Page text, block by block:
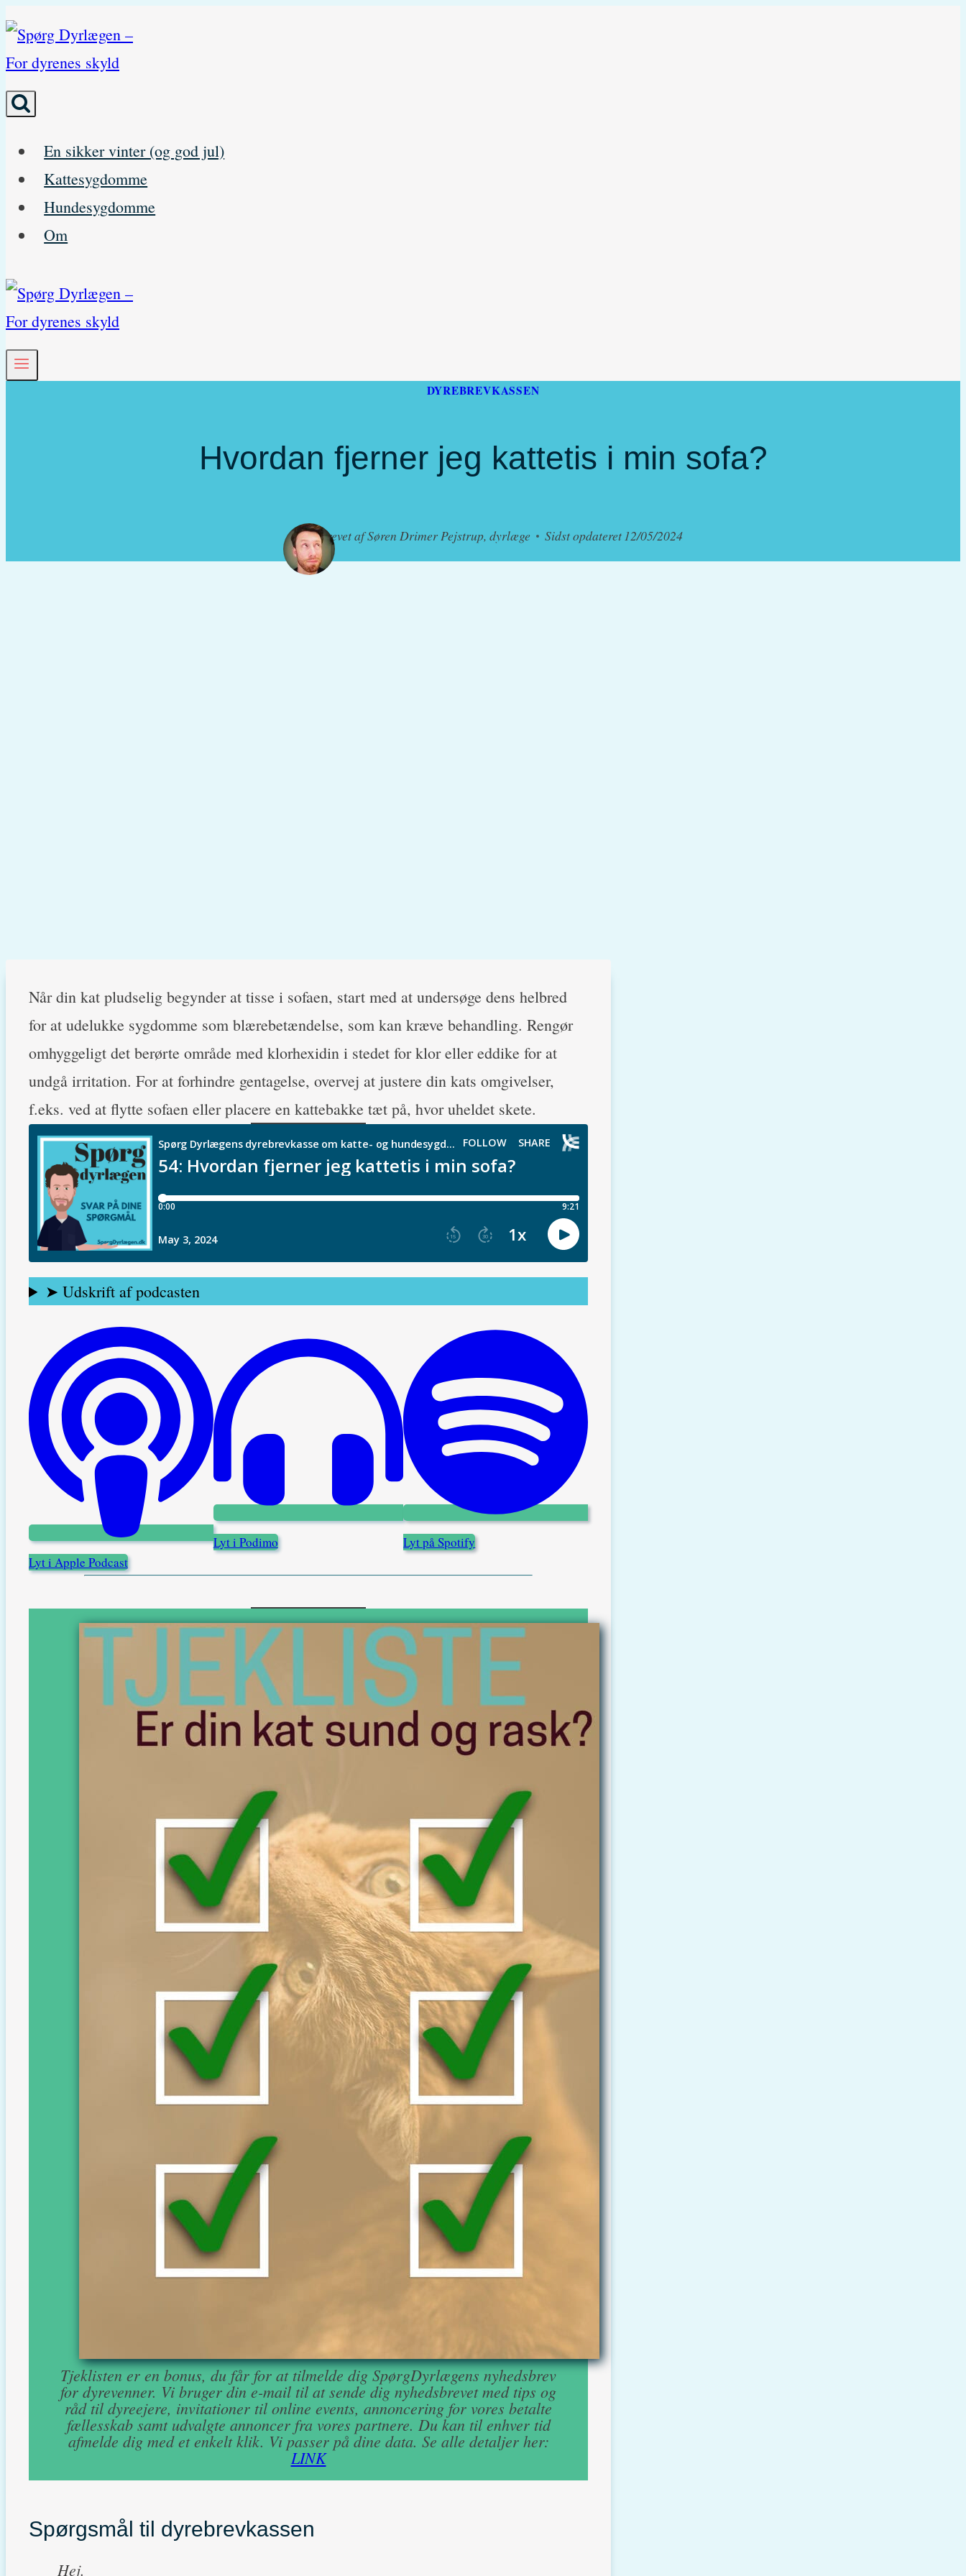
Skip
content
En sikker vinter (og god jul)
Kattesygdomme
Hundesygdomme
Om
DYREBREVKASSEN
Hvordan fjerner jeg kattetis i min sofa?
Skrevet afSøren Drimer Pejstrup, dyrlæge Sidst opdateret12/05/2024
Når din kat pludselig begynder at tisse i sofaen, start med at undersøge dens helbred
for at udelukke sygdomme som blærebetændelse, som kan kræve behandling. Rengør
omhyggeligt det berørte område med klorhexidin i stedet for klor eller eddike for at
undgå irritation. For at forhindre gentagelse, overvej at justere din kats omgivelser,
f.eks. ved at flytte sofaen eller placere en kattebakke tæt på, hvor uheldet skete.
➤ Udskrift af podcasten
Lyt i Apple Podcast
Lyt i Podimo Lyt på Spotify
Er din kat sund og rask?
Få tjeklisten med det samme. Skriv den mail,
jeg skal sende den til.
Tjeklisten er en bonus, du får for at tilmelde dig SpørgDyrlægens nyhedsbrev
for dyrevenner. Vi bruger din e-mail til at sende dig nyhedsbrevet med tips og
råd til dyreejere, invitationer til online events, annoncering for vores betalte
fællesskab samt udvalgte annoncer fra vores partnere. Du kan til enhver tid
afmelde dig med et enkelt klik. Vi passer på dine data. Se alle detaljer her:
LINK
Spørgsmål til dyrebrevkassen
Hej.